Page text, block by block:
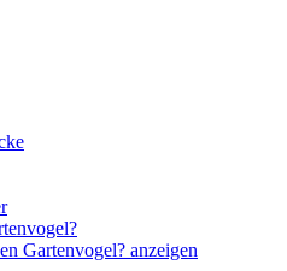
Gartenvogel? anzeigen